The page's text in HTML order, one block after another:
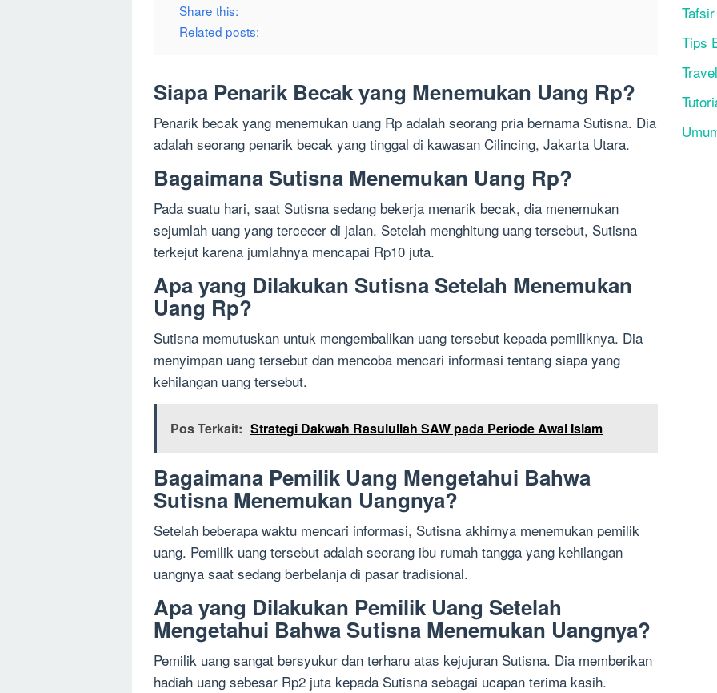
Share this:
Related posts:
Siapa Penarik Becak yang Menemukan Uang Rp?
Penarik becak yang menemukan uang Rp adalah seorang pria bernama Sutisna. Dia
adalah seorang penarik becak yang tinggal di kawasan Cilincing, Jakarta Utara.
Bagaimana Sutisna Menemukan Uang Rp?
Pada suatu hari, saat Sutisna sedang bekerja menarik becak, dia menemukan
sejumlah uang yang tercecer di jalan. Setelah menghitung uang tersebut, Sutisna
terkejut karena jumlahnya mencapai Rp10 juta.
Apa yang Dilakukan Sutisna Setelah Menemukan
Uang Rp?
Sutisna memutuskan untuk mengembalikan uang tersebut kepada pemiliknya. Dia
menyimpan uang tersebut dan mencoba mencari informasi tentang siapa yang
kehilangan uang tersebut.
Pos Terkait: Strategi Dakwah Rasulullah SAW pada Periode Awal Islam
Bagaimana Pemilik Uang Mengetahui Bahwa
Sutisna Menemukan Uangnya?
Setelah beberapa waktu mencari informasi, Sutisna akhirnya menemukan pemilik
uang. Pemilik uang tersebut adalah seorang ibu rumah tangga yang kehilangan
uangnya saat sedang berbelanja di pasar tradisional.
Apa yang Dilakukan Pemilik Uang Setelah
Mengetahui Bahwa Sutisna Menemukan Uangnya?
Pemilik uang sangat bersyukur dan terharu atas kejujuran Sutisna. Dia memberikan
hadiah uang sebesar Rp2 juta kepada Sutisna sebagai ucapan terima kasih.
Tafsir
Tips